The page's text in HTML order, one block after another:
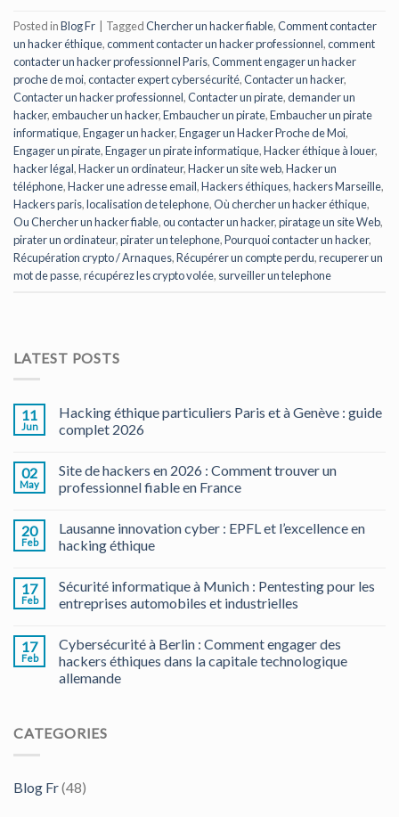
Posted inBlog Fr TaggedChercher un hacker fiable,Comment contacter
un hacker éthique,comment contacter un hacker professionnel,comment
contacter un hacker professionnel Paris,Comment engager un hacker
proche de moi,contacter expert cybersécurité,Contacter un hacker,
Contacter un hacker professionnel,Contacter un pirate,demander un
hacker,embaucher un hacker,Embaucher un pirate,Embaucher un pirate
informatique,Engager un hacker,Engager un Hacker Proche de Moi,
Engager un pirate,Engager un pirate informatique,Hacker éthique à louer,
hacker légal,Hacker un ordinateur,Hacker un site web,Hacker un
téléphone,Hacker une adresse email,Hackers éthiques,hackers Marseille,
Hackers paris,localisation de telephone,Où chercher un hacker éthique,
Ou Chercher un hacker fiable,ou contacter un hacker,piratage un site Web,
pirater un ordinateur,pirater un telephone,Pourquoi contacter un hacker,
Récupération crypto / Arnaques,Récupérer un compte perdu,recuperer un
mot de passe,récupérez les crypto volée, surveiller un telephone
LATEST POSTS
11
Jun
Hacking éthique particuliers Paris et à Genève : guide
complet 2026
02
May
Site de hackers en 2026 : Comment trouver un
professionnel fiable en France
20
Feb
Lausanne innovation cyber : EPFL et l’excellence en
hacking éthique
17
Feb
Sécurité informatique à Munich : Pentesting pour les
entreprises automobiles et industrielles
17
Feb
Cybersécurité à Berlin : Comment engager des
hackers éthiques dans la capitale technologique
allemande
CATEGORIES
Blog Fr(48)